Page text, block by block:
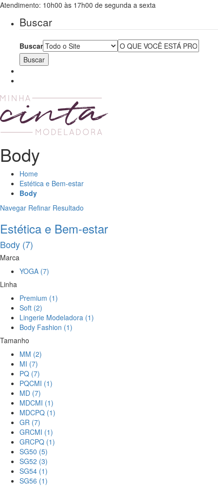
Atendimento: 10h00 às 17h00 de segunda a sexta
Buscar
Buscar
Body
Home
Estética e Bem-estar
Body
Navegar Refinar Resultado
Estética e Bem-estar
Body (7)
Marca
YOGA (7)
Linha
Premium (1)
Soft (2)
Lingerie Modeladora (1)
Body Fashion (1)
Tamanho
MM (2)
MI (7)
PQ (7)
PQCMI (1)
MD (7)
MDCMI (1)
MDCPQ (1)
GR (7)
GRCMI (1)
GRCPQ (1)
SG50 (5)
SG52 (3)
SG54 (1)
SG56 (1)